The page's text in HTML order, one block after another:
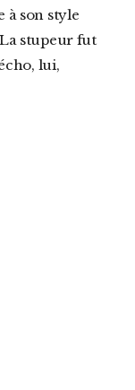
à son style
La stupeur fut
lui,